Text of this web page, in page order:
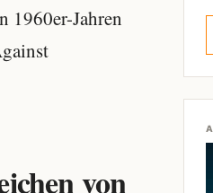
1960er-Jahren
von